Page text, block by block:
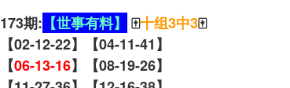
173期: 【世事有料】 🀄十组3中3🀄
【02-12-22】【04-11-41】
【06-13-16】【08-19-26】